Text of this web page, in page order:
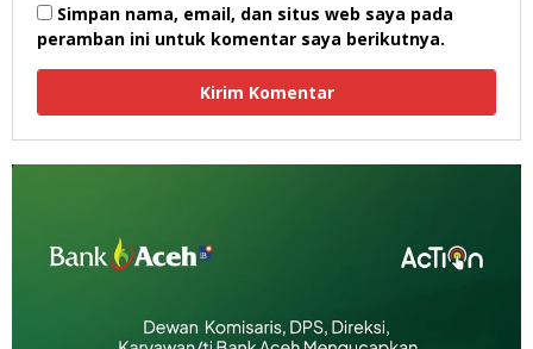
Simpan nama, email, dan situs web saya pada
peramban ini untuk komentar saya berikutnya.